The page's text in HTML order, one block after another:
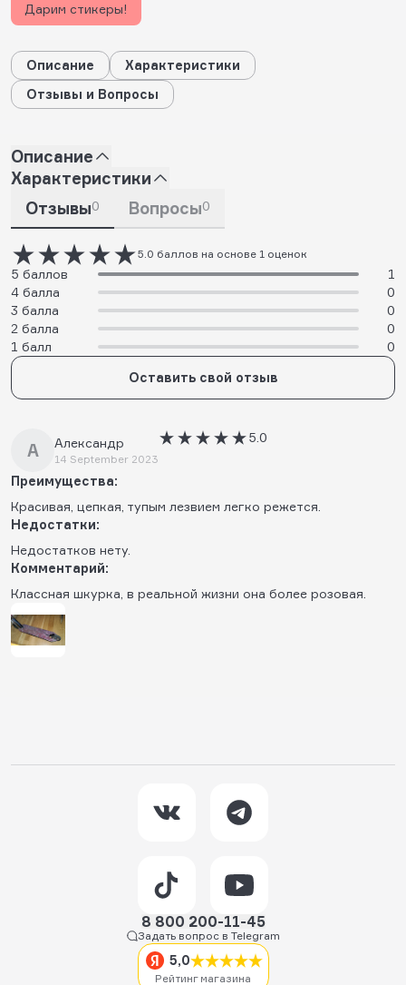
Дарим стикеры!
Описание
Характеристики
Отзывы и Вопросы
Описание
Характеристики
Отзывы0 Вопросы0
5.0 баллов на основе 1 оценок
5 баллов
1
4 балла
0
3 балла
0
2 балла
0
1 балл
0
Оставить свой отзыв
А Александр
14 September 2023
5.0
Преимущества:
Красивая, цепкая, тупым лезвием легко режется.
Недостатки:
Недостатков нету.
Комментарий:
Классная шкурка, в реальной жизни она более розовая.
8 800 200-11-45
Задать вопрос в Telegram
5,0
Рейтинг магазина